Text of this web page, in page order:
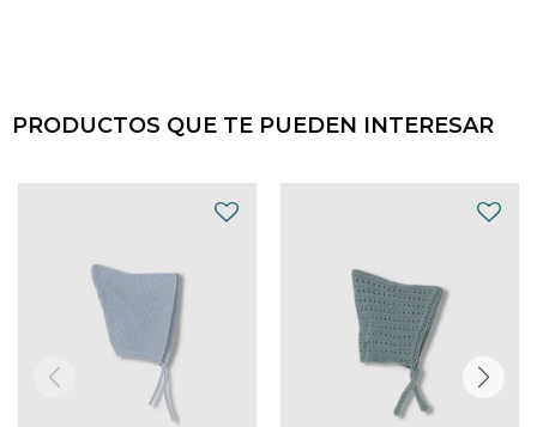
PRODUCTOS QUE TE PUEDEN INTERESAR